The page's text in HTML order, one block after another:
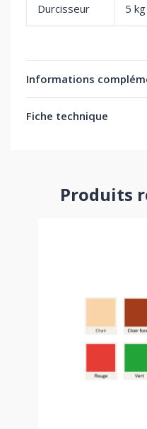
Durcisseur 5 kg
Informations
Fiche technique
Produits